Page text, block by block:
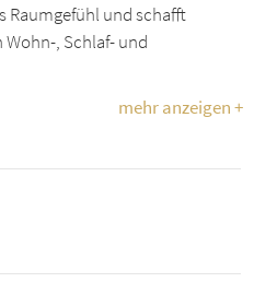
Raumgefühl und schafft
, Schlaf- und
mehr anzeigen +